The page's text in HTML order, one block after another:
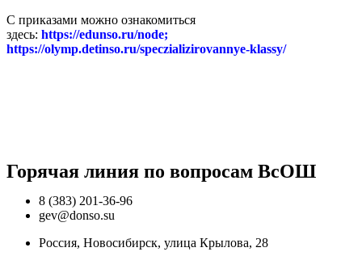
С приказами можно ознакомиться
здесь: https://edunso.ru/node;
https://olymp.detinso.ru/speczializirovannye-klassy/
Горячая линия по вопросам ВcОШ
8 (383) 201-36-96
gev@donso.su
Россия, Новосибирск, улица Крылова, 28